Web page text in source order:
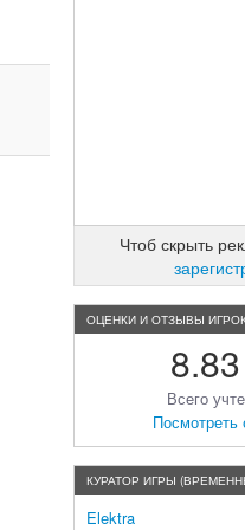
Чтоб скрыть
ОЦЕНКИ И ОТЗЫВЫ
Всего
Посмотреть
КУРАТОР ИГРЫ
Elektra